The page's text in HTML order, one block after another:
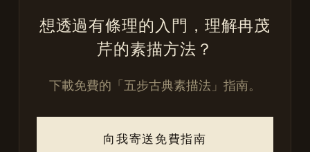
想透過有條理的入門，理解冉茂
芹的素描方法？
下載免費的「五步古典素描法」指南。
向我寄送免費指南